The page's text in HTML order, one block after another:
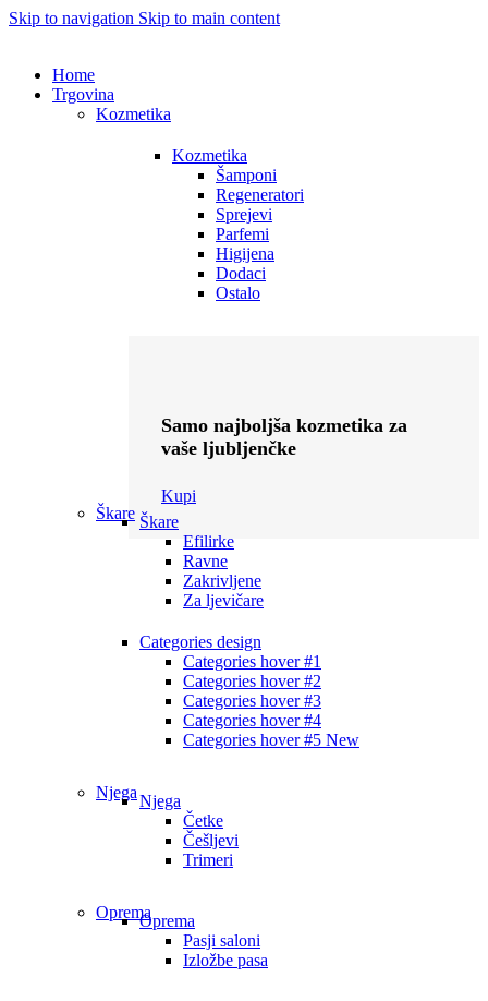
Skip to navigation Skip to main content
Home
Trgovina
Kozmetika
Kozmetika
Šamponi
Regeneratori
Sprejevi
Parfemi
Higijena
Dodaci
Ostalo
Samo najboljša kozmetika za
vaše ljubljenčke
Kupi
Škare Škare
Efilirke
Ravne
Zakrivljene
Za ljevičare
Categories design
Categories hover #1
Categories hover #2
Categories hover #3
Categories hover #4
Categories hover #5 New
NjegaNjega
Četke
Češljevi
Trimeri
OpremaOprema
Pasji saloni
Izložbe pasa